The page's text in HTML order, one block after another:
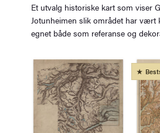
Et utvalg historiske kart som viser
Jotunheimen slik området har vært
egnet både som referanse og